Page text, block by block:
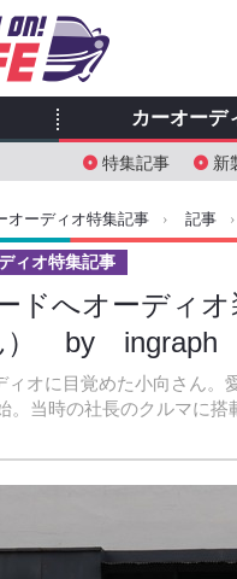
カーオーデ
特集記事 新
オーディオ特集記事 › 記事 ›
ドへオーディ
） by ingraph
オに目覚めた小向さん
。当時の社長のクルマに
ィオ特集記事